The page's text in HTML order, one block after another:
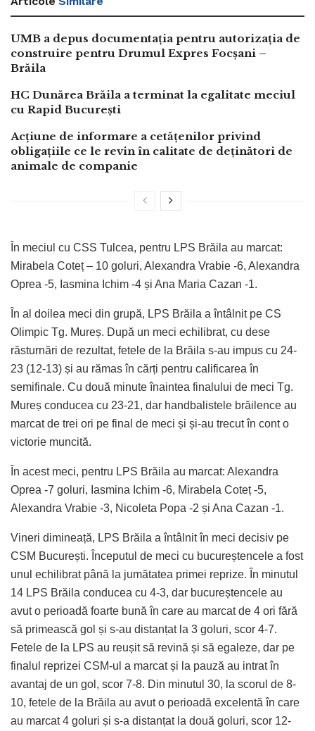
UMB a depus documentația pentru autorizația de
construire pentru Drumul Expres Focșani –
Brăila
HC Dunărea Brăila a terminat la egalitate meciul
cu Rapid București
Acțiune de informare a cetățenilor privind
obligațiile ce le revin în calitate de deținători de
animale de companie
În meciul cu CSS Tulcea, pentru LPS Brăila au marcat:
Mirabela Coteț – 10 goluri, Alexandra Vrabie -6, Alexandra
Oprea -5, Iasmina Ichim -4 și Ana Maria Cazan -1.
În al doilea meci din grupă, LPS Brăila a întâlnit pe CS
Olimpic Tg. Mureș. După un meci echilibrat, cu dese
răsturnări de rezultat, fetele de la Brăila s-au impus cu 24-
23 (12-13) și au rămas în cărți pentru calificarea în
semifinale. Cu două minute înaintea finalului de meci Tg.
Mureș conducea cu 23-21, dar handbalistele brăilence au
marcat de trei ori pe final de meci și și-au trecut în cont o
victorie muncită.
În acest meci, pentru LPS Brăila au marcat: Alexandra
Oprea -7 goluri, Iasmina Ichim -6, Mirabela Coteț -5,
Alexandra Vrabie -3, Nicoleta Popa -2 și Ana Cazan -1.
Vineri dimineață, LPS Brăila a întâlnit în meci decisiv pe
CSM București. Începutul de meci cu bucureștencele a fost
unul echilibrat până la jumătatea primei reprize. În minutul
14 LPS Brăila conducea cu 4-3, dar bucureștencele au
avut o perioadă foarte bună în care au marcat de 4 ori fără
să primească gol și s-au distanțat la 3 goluri, scor 4-7.
Fetele de la LPS au reușit să revină și să egaleze, dar pe
finalul reprizei CSM-ul a marcat și la pauză au intrat în
avantaj de un gol, scor 7-8. Din minutul 30, la scorul de 8-
10, fetele de la Brăila au avut o perioadă excelentă în care
au marcat 4 goluri și s-a distanțat la două goluri, scor 12-